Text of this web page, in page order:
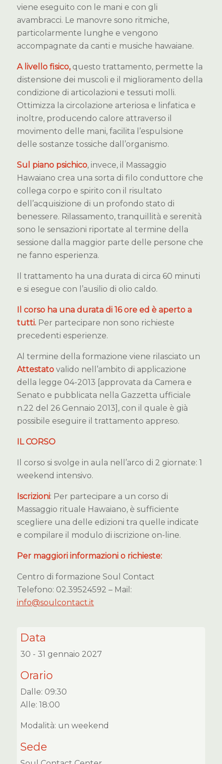
viene eseguito con le mani e con gli
avambracci. Le manovre sono ritmiche,
particolarmente lunghe e vengono
accompagnate da canti e musiche hawaiane.
A livello fisico,questo trattamento, permette la
distensione dei muscoli e il miglioramento della
condizione di articolazioni e tessuti molli.
Ottimizza la circolazione arteriosa e linfatica e
inoltre, producendo calore attraverso il
movimento delle mani, facilita l’espulsione
delle sostanze tossiche dall’organismo.
Sul piano psichico, invece, il Massaggio
Hawaiano crea una sorta di filo conduttore che
collega corpo e spirito con il risultato
dell’acquisizione di un profondo stato di
benessere. Rilassamento, tranquillità e serenità
sono le sensazioni riportate al termine della
sessione dalla maggior parte delle persone che
ne fanno esperienza.
Il trattamento ha una durata di circa 60 minuti
e si esegue con l’ausilio di olio caldo.
Il corso ha una durata di 16 ore ed è aperto a
tutti. Per partecipare non sono richieste
precedenti esperienze.
Al termine della formazione viene rilasciato un
Attestatovalido nell’ambito di applicazione
della legge 04-2013 [approvata da Camera e
Senato e pubblicata nella Gazzetta ufficiale
n.22 del 26 Gennaio 2013], con il quale è già
possibile eseguire il trattamento appreso.
IL CORSO
Il corso si svolge in aula nell’arco di 2 giornate: 1
weekend intensivo.
Iscrizioni: Per partecipare a un corso di
Massaggio rituale Hawaiano, è sufficiente
scegliere una delle edizioni tra quelle indicate
e compilare il modulo di iscrizione on-line.
Per maggiori informazioni o richieste:
Centro di formazione Soul Contact
Telefono: 02.39524592 – Mail:
info@soulcontact.it
Data
30 - 31 gennaio 2027
Orario
Dalle: 09:30
Alle: 18:00
Modalità: un weekend
Sede